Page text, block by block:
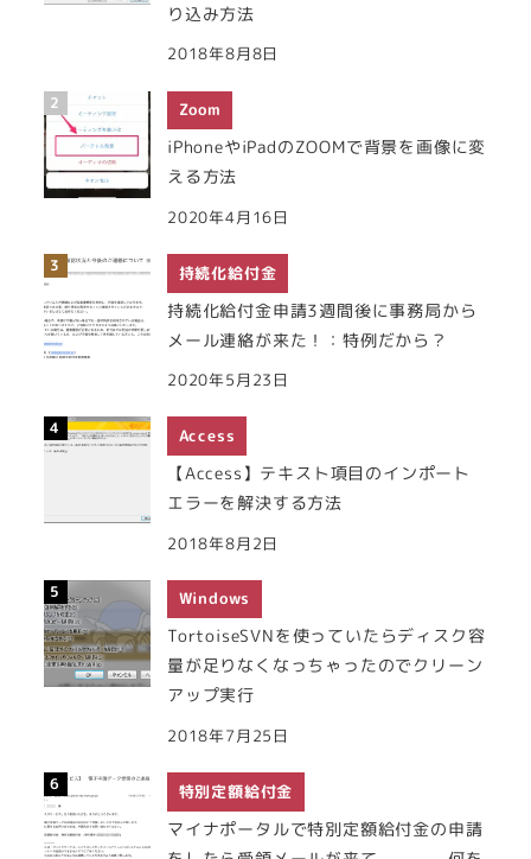
り込み方法
2018年8月8日
Zoom
iPhoneやiPadのZOOMで背景を画像に変
える方法
2020年4月16日
持続化給付金
持続化給付金申請3週間後に事務局から
メール連絡が来た！：特例だから？
2020年5月23日
Access
【Access】テキスト項目のインポート
エラーを解決する方法
2018年8月2日
Windows
TortoiseSVNを使っていたらディスク容
量が足りなくなっちゃったのでクリーン
アップ実行
2018年7月25日
特別定額給付金
マイナポータルで特別定額給付金の申請